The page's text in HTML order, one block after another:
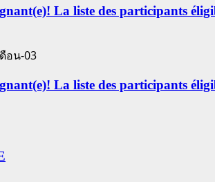
La liste des participants
La liste des participants